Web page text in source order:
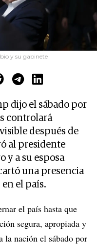
y su gabinete
dijo el sábado por
controlará
después de
al presidente
y a su esposa
una presencia
el país.
el país hasta que
segura, apropiada y
la nación el sábado por